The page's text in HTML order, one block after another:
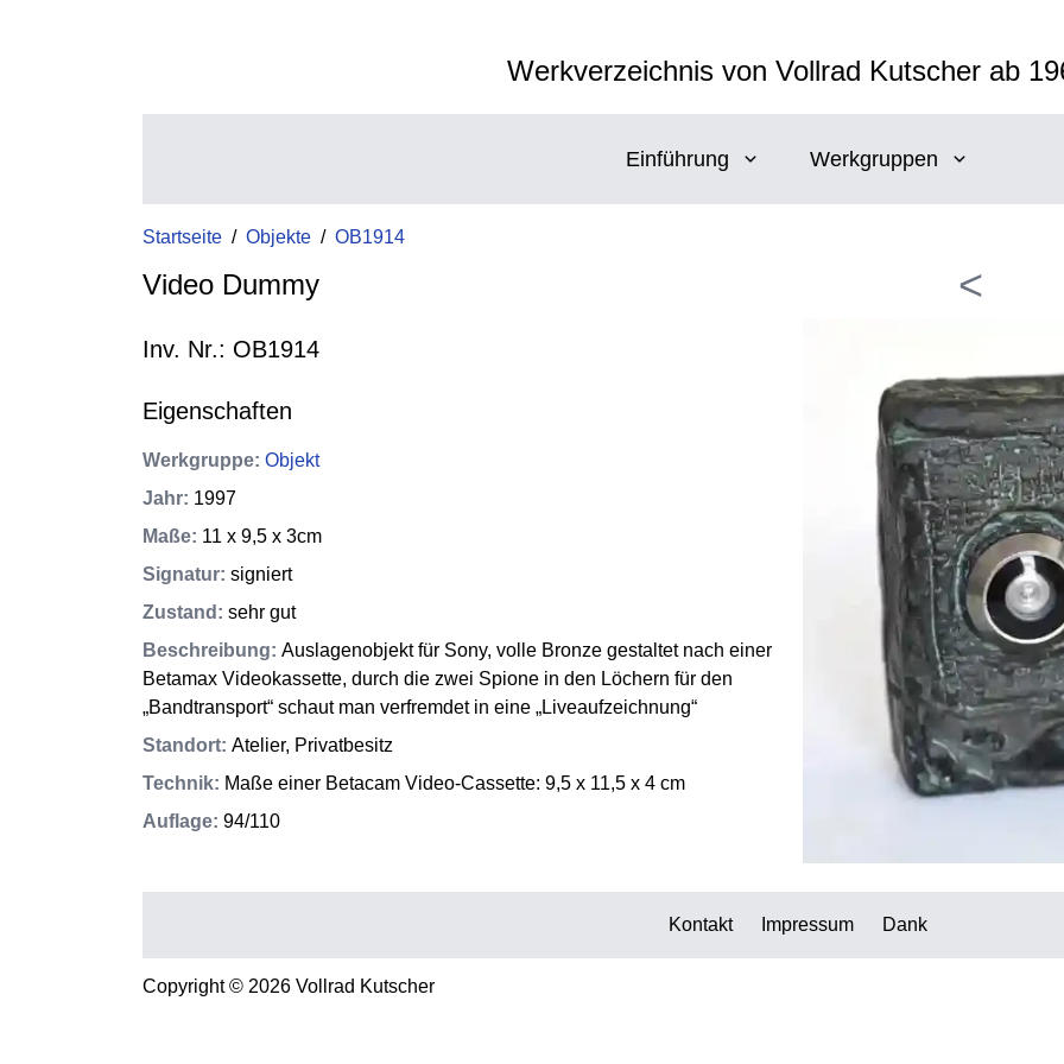
Werkverzeichnis von Vollrad Kutscher ab
Einführung Werkgruppen
Startseite / Objekte / OB1914
Video Dummy
Inv. Nr.: OB1914
Eigenschaften
Werkgruppe: Objekt
Jahr: 1997
Maße: 11 x 9,5 x 3cm
Signatur: signiert
Zustand : sehr gut
Beschreibung: Auslagenobjekt für Sony, volle Bronze gestaltet nach einer
Betamax Videokassette, durch die zwei Spione in den Löchern für den
„Bandtransport“ schaut man verfremdet in eine „Liveaufzeichnung“
Standort: Atelier, Privatbesitz
Technik: Maße einer Betacam Video-Cassette: 9,5 x 11,5 x 4 cm
Auflage: 94/110
<
Kontakt Impressum Dank
Copyright © 2026 Vollrad Kutscher